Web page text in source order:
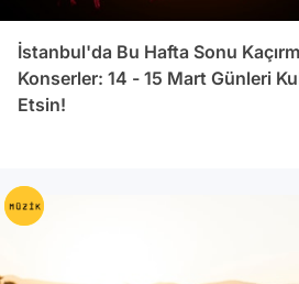
İstanbul'da Bu Hafta Sonu
Konserler: 14 - 15 Mart Günleri
Etsin!